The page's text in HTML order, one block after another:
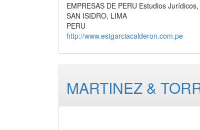
EMPRESAS DE PERU Estudios
SAN ISIDRO, LIMA
PERU
http://www.estgarciacalderon.com.pe
MARTINEZ &